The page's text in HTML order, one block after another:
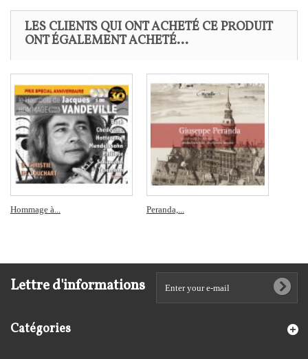
LES CLIENTS QUI ONT ACHETÉ CE PRODUIT
ONT ÉGALEMENT ACHETÉ...
Hommage à... Peranda,...
Lettre d'informations
Catégories